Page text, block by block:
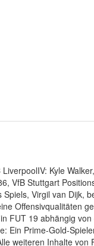
Kyle
VfB Stuttgart
Virgil van Dijk,
Offensivqualitäten
FUT 19 abhängig
Ein Prime-Gold-
weiteren Inhalte von